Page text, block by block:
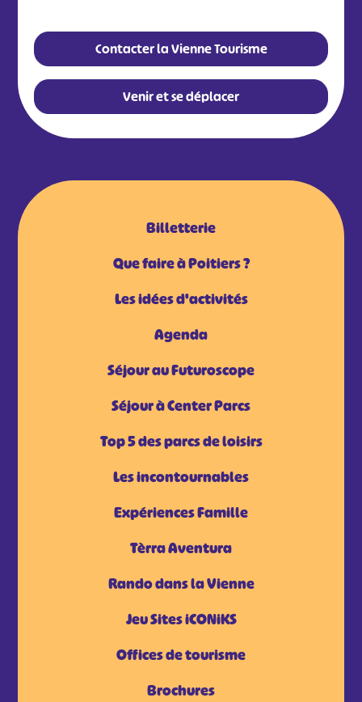
Contacter la Vienne Tourisme
Venir et se déplacer
Billetterie
Que faire à Poitiers ?
Les idées d'activités
Agenda
Séjour au Futuroscope
Séjour à Center Parcs
Top 5 des parcs de loisirs
Les incontournables
Expériences Famille
Tèrra Aventura
Rando dans la Vienne
Jeu Sites iCONiKS
Offices de tourisme
Brochures